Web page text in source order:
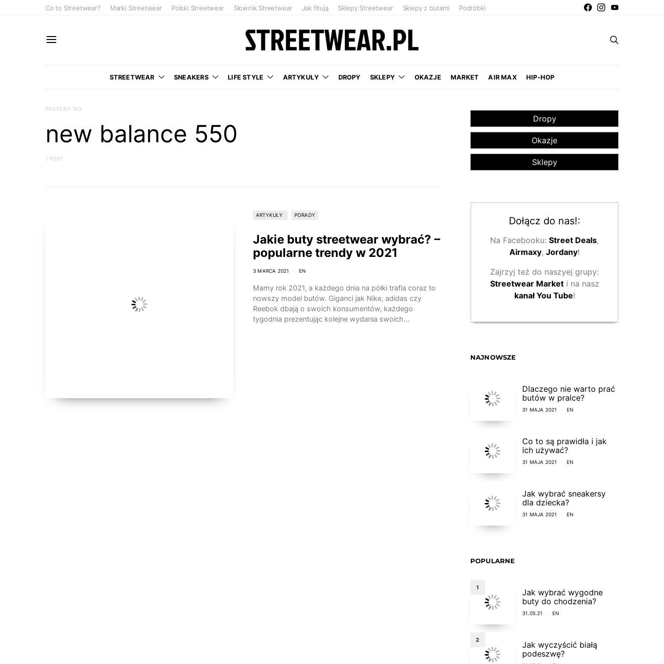
Co to Streetwear? Marki Streetwear Polski Streetwear Słownik Streetwear Jak fitują Sklepy Streetwear Sklepy z butami Podróbki
STREETWEAR SNEAKERS LIFE STYLE ARTYKUŁY DROPY SKLEPY OKAZJE MARKET AIR MAX HIP-HOP
POSTS BY TAG
new balance 550
1 POST
ARTYKUŁY PORADY
Jakie buty streetwear wybrać? –
popularne trendy w 2021
3 MARCA 2021 EN
Mamy rok 2021, a każdego dnia na półki trafia coraz to
nowszy model butów. Giganci jak Nike, adidas czy
Reebok dbają o swoich konsumentów, każdego
tygodnia prezentując kolejne wydania swoich…
Dropy
Okazje
Sklepy
Dołącz do nas!:
Na Facebooku: Street Deals,
Airmaxy, Jordany!
Zajrzyj też do naszyej grupy:
Streetwear Marketi na nasz
kanał You Tube!
NAJNOWSZE
Dlaczego nie warto prać
butów w pralce?
31 MAJA 2021 EN
Co to są prawidła i jak
ich używać?
31 MAJA 2021 EN
Jak wybrać sneakersy
dla dziecka?
31 MAJA 2021 EN
POPULARNE
1
Jak wybrać wygodne
buty do chodzenia?
31.05.21 EN
2
Jak wyczyścić białą
podeszwę?